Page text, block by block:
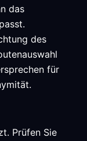
das
des
für
Prüfen Sie